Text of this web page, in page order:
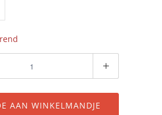
AAN WINKELMANDJE